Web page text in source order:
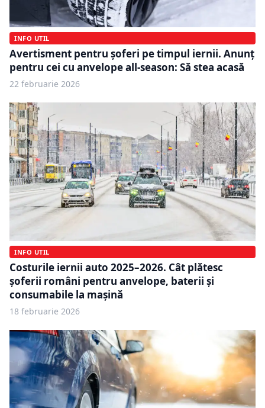
INFO UTIL
Avertisment pentru șoferi pe timpul iernii. Anunț
pentru cei cu anvelope all-season: Să stea acasă
22 februarie 2026
INFO UTIL
Costurile iernii auto 2025–2026. Cât plătesc
șoferii români pentru anvelope, baterii și
consumabile la mașină
18 februarie 2026